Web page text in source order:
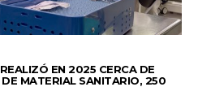
EN 2025 CERCA DE
MATERIAL SANITARIO, 250